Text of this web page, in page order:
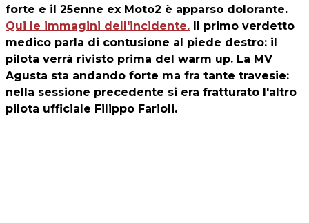
forte e il 25enne ex Moto2 è apparso dolorante.
Qui le immagini dell'incidente. Il primo verdetto
medico parla di contusione al piede destro: il
pilota verrà rivisto prima del warm up. La MV
Agusta sta andando forte ma fra tante travesie:
nella sessione precedente si era fratturato l'altro
pilota ufficiale Filippo Farioli.